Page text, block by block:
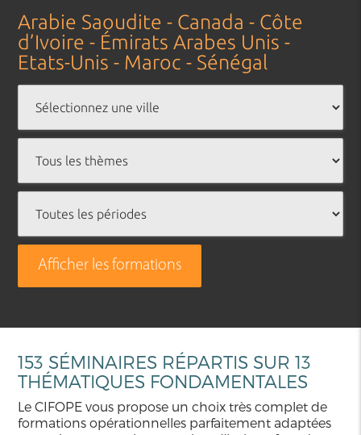
Arabie Saoudite - Canada - Côte
d’Ivoire - Émirats Arabes Unis -
Etats-Unis - Maroc - Sénégal
Afficher les formations
153 SÉMINAIRES RÉPARTIS SUR 13
THÉMATIQUES FONDAMENTALES
Le CIFOPE vous propose un choix très complet de
formations opérationnelles parfaitement adaptées